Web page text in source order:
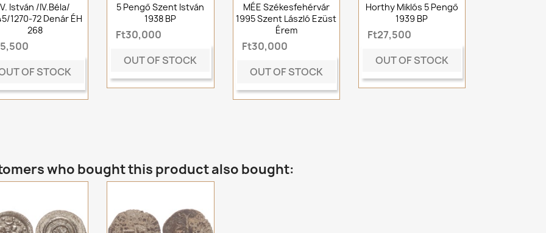
V. István /IV.Béla/
1270-72 Denár ÉH
268
OF STOCK
5 Pengő Szent István
1938 BP
Ft30,000
OUT OF STOCK
MÉE Székesfehérvár
1995 Szent László Ezüst
Érem
Ft30,000
OUT OF STOCK
Horthy Miklós 5 Pengő
1939 BP
Ft27,500
OUT OF STOCK
who bought this product also bought: